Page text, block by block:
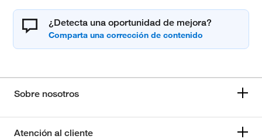
¿Detecta una oportunidad de mejora?
Sobre nosotros
Atención al cliente